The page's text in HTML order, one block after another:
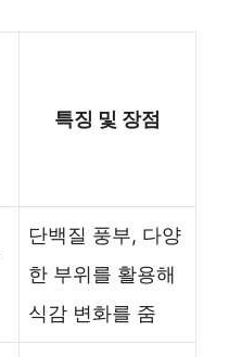
특징 및 장점
단백질 풍부, 다양
한 부위를 활용해
식감 변화를 줌